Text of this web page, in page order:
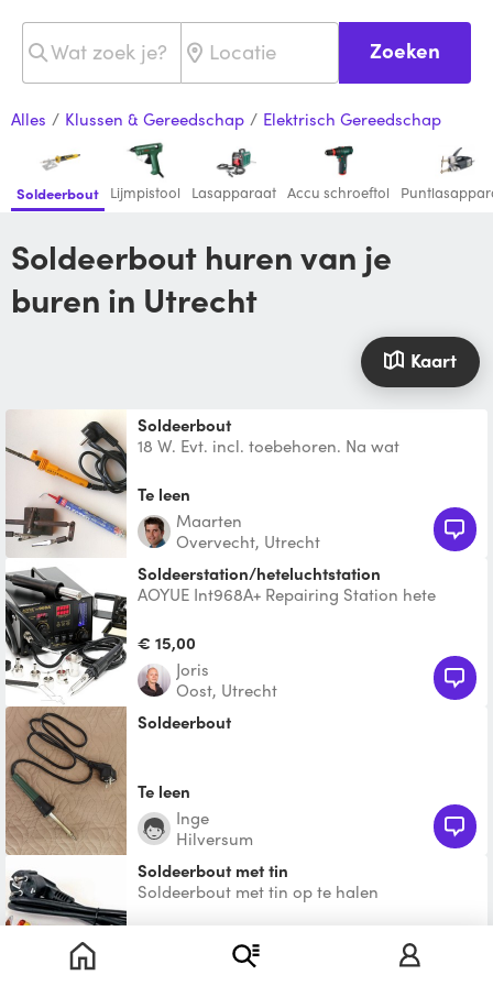
Zoeken
Alles / Klussen & Gereedschap / Elektrisch Gereedschap
Soldeerbout Lijmpistool Lasapparaat Accu schroeftol
Soldeerbout huren van je
buren in Utrecht
Kaart
soldeerbout
18 W. Evt. incl. toebehoren. Na wat
hebben gehad; daar is de
Te leen
Maarten
Overvecht, Utrecht
Soldeerstation/heteluchtstation
AOYUE Int968A+ Repairing Station hete
opzetstukken vo
€ 15,00
Joris
Oost, Utrecht
soldeerbout
Te leen
Inge
Hilversum
Soldeerbout met tin
Soldeerbout met tin op te halen